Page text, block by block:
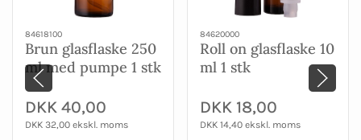
84618100
Brun glasflaske 250
ml med pumpe 1 stk
DKK 40,00
DKK 32,00 ekskl. moms
84620000
Roll on glasflaske 10
ml 1 stk
DKK 18,00
DKK 14,40 ekskl. moms